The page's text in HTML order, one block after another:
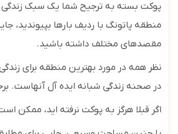
پوکت بسته به ترجیح شما یک سبک زندگی
منطقه پاتونگ با ردیف بارها بپیوندید،
مقصدهای مختلف داشته باشید.
نظر همه در مورد بهترین منطقه برای
در صحنه زندگی شبانه ایده آل آنهاست.
اگر قبلا هرگز به پوکت نرفته اید، ممکن